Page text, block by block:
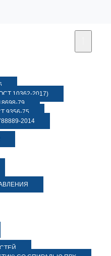
10362-2017)
79
9356-75
2014